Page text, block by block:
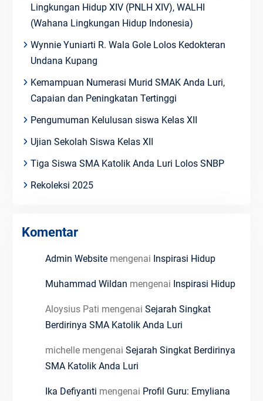
Lingkungan Hidup XIV (PNLH XIV), WALHI
(Wahana Lingkungan Hidup Indonesia)
Wynnie Yuniarti R. Wala Gole Lolos Kedokteran
Undana Kupang
Kemampuan Numerasi Murid SMAK Anda Luri,
Capaian dan Peningkatan Tertinggi
Pengumuman Kelulusan siswa Kelas XII
Ujian Sekolah Siswa Kelas XII
Tiga Siswa SMA Katolik Anda Luri Lolos SNBP
Rekoleksi 2025
Komentar
Admin Websitemengenai Inspirasi Hidup
Muhammad Wildan mengenai Inspirasi Hidup
Aloysius Pati mengenai Sejarah Singkat
Berdirinya SMA Katolik Anda Luri
michellemengenai Sejarah Singkat Berdirinya
SMA Katolik Anda Luri
Ika Defiyanti mengenai Profil Guru: Emyliana